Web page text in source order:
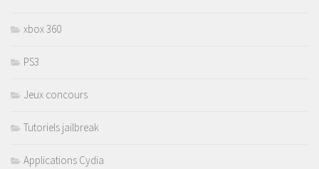
xbox 360
PS3
Jeux concours
Tutoriels jailbreak
Applications Cydia